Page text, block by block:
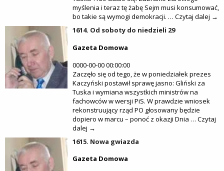
myślenia i teraz tę żabę Sejm musi konsumować,
bo takie są wymogi demokracji. … Czytaj dalej →
1614. Od soboty do niedzieli 29
Gazeta Domowa
0000-00-00 00:00:00
Zaczęło się od tego, że w poniedziałek prezes
Kaczyński postawił sprawę jasno: Gliński za
Tuska i wymiana wszystkich ministrów na
fachowców w wersji PiS. W prawdzie wniosek
rekonstruujący rząd PO głosowany będzie
dopiero w marcu – ponoć z okazji Dnia … Czytaj
dalej →
1615. Nowa gwiazda
Gazeta Domowa